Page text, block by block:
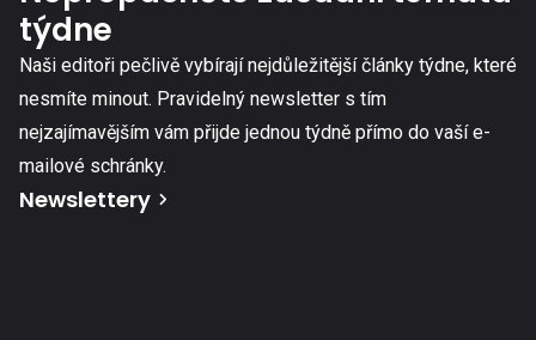
týdne
Naši editoři pečlivě vybírají nejdůležitější články týdne, které
nesmíte minout. Pravidelný newsletter s tím
nejzajímavějším vám přijde jednou týdně přímo do vaší e-
mailové schránky.
Newslettery